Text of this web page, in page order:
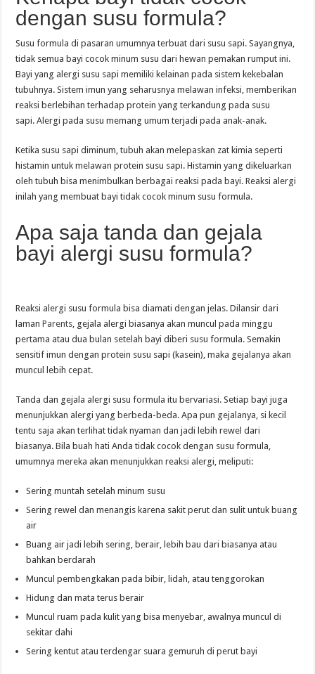
dengan susu formula?
Susu formula di pasaran umumnya terbuat dari susu sapi. Sayangnya,
tidak semua bayi cocok minum susu dari hewan pemakan rumput ini.
Bayi yang alergi susu sapi memiliki kelainan pada sistem kekebalan
tubuhnya. Sistem imun yang seharusnya melawan infeksi, memberikan
reaksi berlebihan terhadap protein yang terkandung pada susu
sapi. Alergi pada susu memang umum terjadi pada anak-anak.
Ketika susu sapi diminum, tubuh akan melepaskan zat kimia seperti
histamin untuk melawan protein susu sapi. Histamin yang dikeluarkan
oleh tubuh bisa menimbulkan berbagai reaksi pada bayi. Reaksi alergi
inilah yang membuat bayi tidak cocok minum susu formula.
Apa saja tanda dan gejala
bayi alergi susu formula?
Reaksi alergi susu formula bisa diamati dengan jelas. Dilansir dari
lamanParents , gejala alergi biasanya akan muncul pada minggu
pertama atau dua bulan setelah bayi diberi susu formula. Semakin
sensitif imun dengan protein susu sapi (kasein), maka gejalanya akan
muncul lebih cepat.
Tanda dan gejala alergi susu formula itu bervariasi. Setiap bayi juga
menunjukkan alergi yang berbeda-beda. Apa pun gejalanya, si kecil
tentu saja akan terlihat tidak nyaman dan jadi lebih rewel dari
biasanya. Bila buah hati Anda tidak cocok dengan susu formula,
umumnya mereka akan menunjukkan reaksi alergi, meliputi:
Sering muntah setelah minum susu
Sering rewel dan menangis karena sakit perut dan sulit untuk buang
air
Buang air jadi lebih sering, berair, lebih bau dari biasanya atau
bahkan berdarah
Muncul pembengkakan pada bibir, lidah, atau tenggorokan
Hidung dan mata terus berair
Muncul ruam pada kulit yang bisa menyebar, awalnya muncul di
sekitar dahi
Sering kentut atau terdengar suara gemuruh di perut bayi